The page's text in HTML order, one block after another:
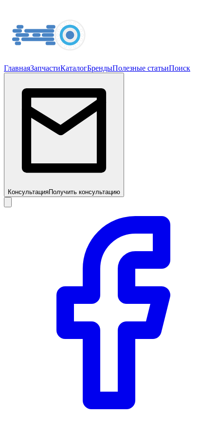
ГлавнаяЗапчастиКаталогБрендыПолезные статьиПоиск
КонсультацияПолучить консультацию